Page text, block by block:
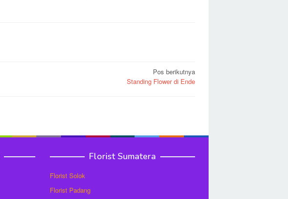
Pos berikutnya
Standing Flower di Ende
Florist Sumatera
Florist Solok
Florist Padang